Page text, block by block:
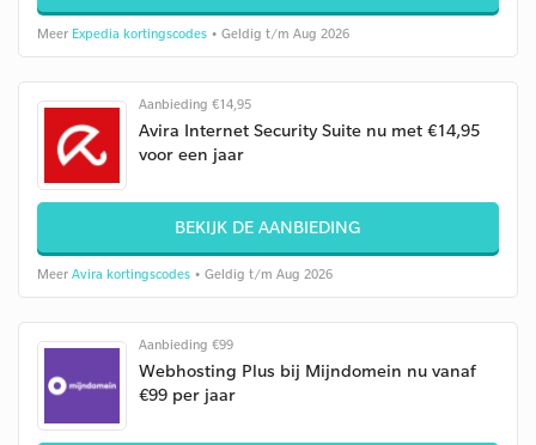
Meer Expedia kortingscodes • Geldig t/m Aug 2026
Aanbieding €14,95
Avira Internet Security Suite nu met €14,95
voor een jaar
BEKIJK DE AANBIEDING
Meer Avira kortingscodes • Geldig t/m Aug 2026
Aanbieding €99
Webhosting Plus bij Mijndomein nu vanaf
€99 per jaar